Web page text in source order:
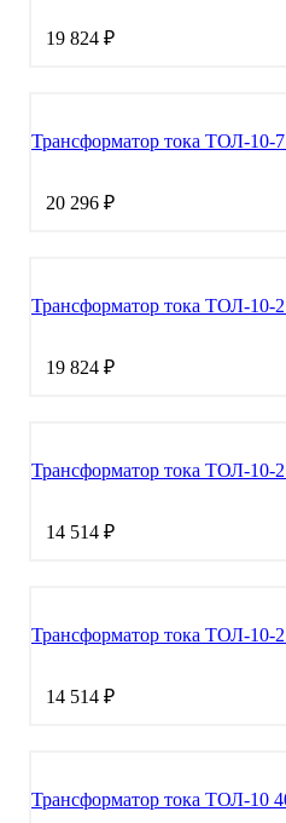
19 824 ₽
Трансформатор тока ТОЛ-
20 296 ₽
Трансформатор тока ТОЛ-10-
19 824 ₽
Трансформатор тока ТОЛ-10-
14 514 ₽
Трансформатор тока ТОЛ-10-
14 514 ₽
Трансформатор тока ТОЛ-10